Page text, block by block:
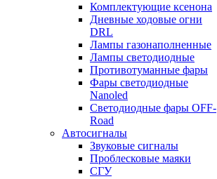
Комплектующие ксенона
Дневные ходовые огни
DRL
Лампы газонаполненные
Лампы светодиодные
Противотуманные фары
Фары светодиодные
Nanoled
Светодиодные фары OFF-
Road
Автосигналы
Звуковые сигналы
Проблесковые маяки
СГУ